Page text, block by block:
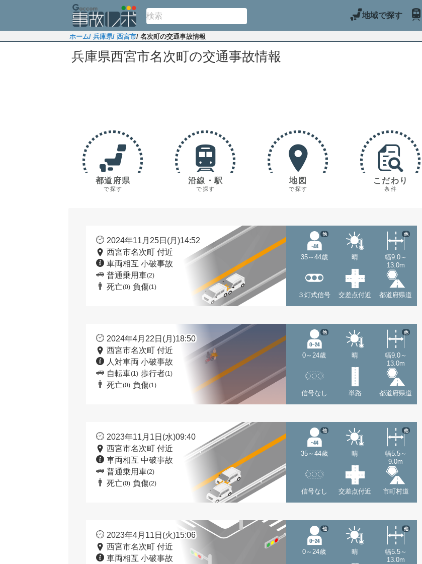
地域で探す
ホーム/ 兵庫県/ 西宮市/ 名次町の交通事故情報
兵庫県西宮市名次町の交通事故情報
都道府県
で探す
沿線・駅
で探す
地図
で探す
こだわり
条件
2024年11月25日(月)14:52
西宮市名次町 付近
車両相互 小破事故
普通乗用車(2)
死亡(0) 負傷(1)
35～44歳
他
晴
幅9.0～
13.0m
他
３灯式信号 交差点付近 都道府県道
2024年4月22日(月)18:50
西宮市名次町 付近
人対車両 小破事故
自転車(1) 歩行者(1)
死亡(0) 負傷(1)
0～24歳
他
晴
幅9.0～
13.0m
他
信号なし 単路 都道府県道
2023年11月1日(水)09:40
西宮市名次町 付近
車両相互 中破事故
普通乗用車(2)
死亡(0) 負傷(2)
35～44歳
他
晴
幅5.5～
9.0m
他
信号なし 交差点付近 市町村道
2023年4月11日(火)15:06
西宮市名次町 付近
車両相互 小破事故
0～24歳
他
晴
幅5.5～
13.0m
他